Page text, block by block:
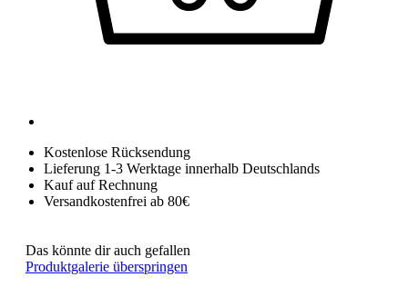
Kostenlose Rücksendung
Lieferung 1-3 Werktage innerhalb Deutschlands
Kauf auf Rechnung
Versandkostenfrei ab 80€
Das könnte dir auch gefallen
Produktgalerie überspringen